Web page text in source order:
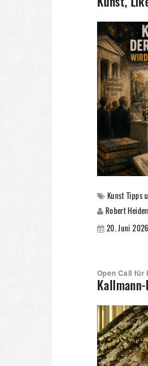
Kunst Tipps
Robert
20. Juni 2026
Open Call für